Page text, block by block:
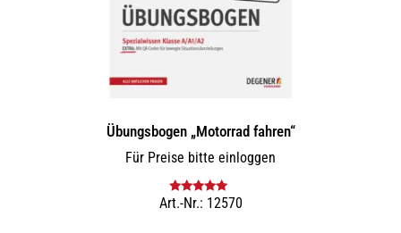
Übungsbogen „Motorrad fahren“
Für Preise bitte einloggen
Bewertet mit
Art.-Nr.: 12570